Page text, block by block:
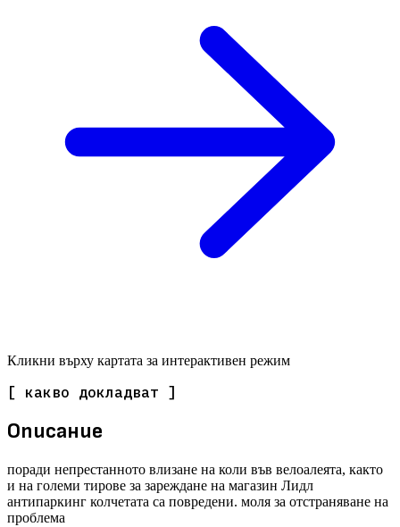
Кликни върху картата за интерактивен режим
[ какво докладват ]
Описание
поради непрестанното влизане на коли във велоалеята, както
и на големи тирове за зареждане на магазин Лидл
антипаркинг колчетата са повредени. моля за отстраняване на
проблема